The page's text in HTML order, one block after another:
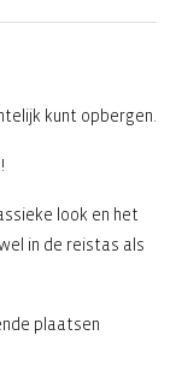
kunt opbergen.
look en het
in de reistas als
plaatsen